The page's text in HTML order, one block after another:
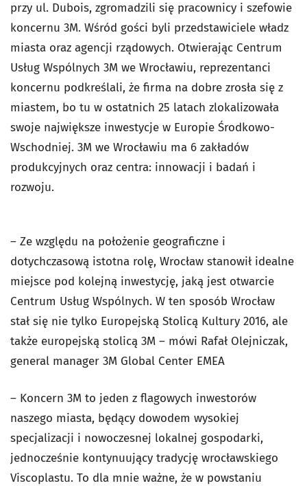
przy ul. Dubois, zgromadzili się pracownicy i szefowie
koncernu 3M. Wśród gości byli przedstawiciele władz
miasta oraz agencji rządowych. Otwierając Centrum
Usług Wspólnych 3M we Wrocławiu, reprezentanci
koncernu podkreślali, że firma na dobre zrosła się z
miastem, bo tu w ostatnich 25 latach zlokalizowała
swoje największe inwestycje w Europie Środkowo-
Wschodniej. 3M we Wrocławiu ma 6 zakładów
produkcyjnych oraz centra: innowacji i badań i
rozwoju.
– Ze względu na położenie geograficzne i
dotychczasową istotna rolę, Wrocław stanowił idealne
miejsce pod kolejną inwestycję, jaką jest otwarcie
Centrum Usług Wspólnych. W ten sposób Wrocław
stał się nie tylko Europejską Stolicą Kultury 2016, ale
także europejską stolicą 3M – mówi Rafał Olejniczak,
general manager 3M Global Center EMEA
– Koncern 3M to jeden z flagowych inwestorów
naszego miasta, będący dowodem wysokiej
specjalizacji i nowoczesnej lokalnej gospodarki,
jednocześnie kontynuujący tradycję wrocławskiego
Viscoplastu. To dla mnie ważne, że w powstaniu